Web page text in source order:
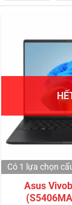
Asus
Có 1 lựa chọn